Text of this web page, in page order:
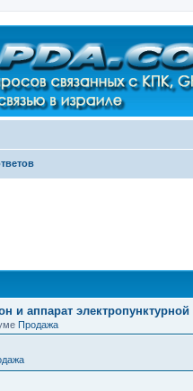
и аппарат электропунктурной
Продажа